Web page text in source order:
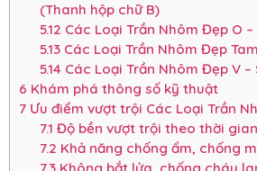
(Thanh hộp chữ B)
5.12 Các Loại Trần Nhôm Đẹp O –
5.13Các Loại Trần Nhôm Đẹp
5.14 Các Loại Trần Nhôm Đẹp V –
6 Khám phá thông số kỹ thuật
7 Ưu điểm vượt trội Các Loại Trần
7.1 Độ bền vượt trội theo thời gian
7.2 Khả năng chống ẩm, chống